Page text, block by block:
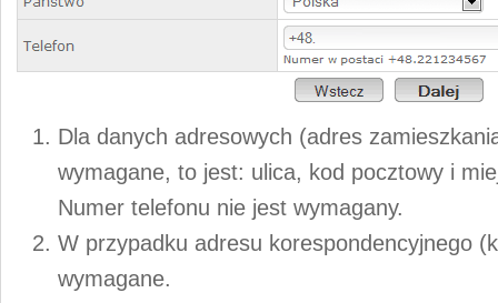
Dla danych adresowych (adres
wymagane, to jest: ulica, kod pocztowy i
Numer telefonu nie jest wymagany.
W przypadku adresu korespondencyjnego
wymagane.